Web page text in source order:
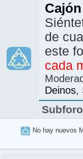
de
este
cada
Deinos,
No hay nuevos